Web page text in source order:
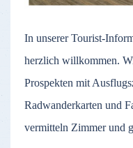
In unserer Tourist-
herzlich willkommen.
Prospekten mit
Radwanderkarten und
vermitteln Zimmer und